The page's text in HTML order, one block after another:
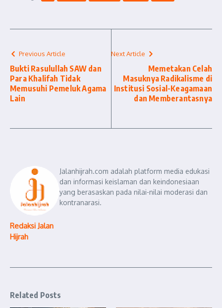
Previous Article
Bukti Rasulullah SAW dan
Para Khalifah Tidak
Memusuhi Pemeluk Agama
Lain
Next Article
Memetakan Celah
Masuknya Radikalisme di
Institusi Sosial-Keagamaan
dan Memberantasnya
Redaksi Jalan
Hijrah
Jalanhijrah.com adalah platform media edukasi
dan informasi keislaman dan keindonesiaan
yang berasaskan pada nilai-nilai moderasi dan
kontranarasi.
Related Posts